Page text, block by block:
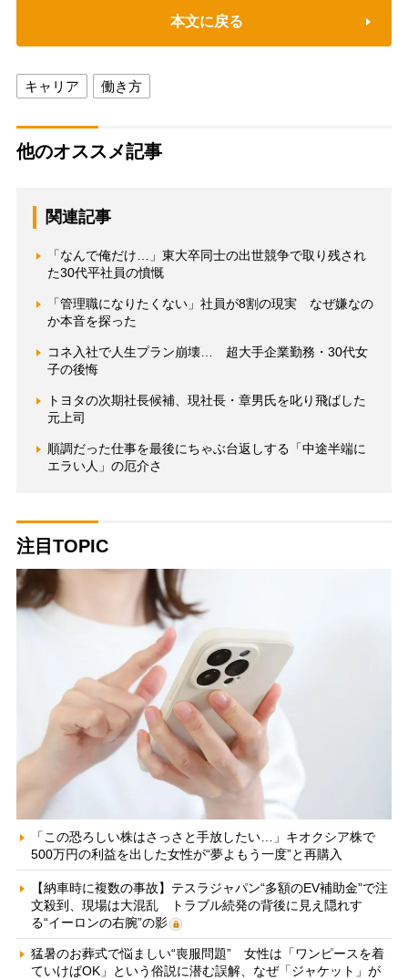
本文に戻る
キャリア 働き方
他のオススメ記事
関連記事
「なんで俺だけ…」東大卒同士の出世競争で取り残され
た30代平社員の憤慨
「管理職になりたくない」社員が8割の現実 なぜ嫌なの
か本音を探った
コネ入社で人生プラン崩壊… 超大手企業勤務・30代女
子の後悔
トヨタの次期社長候補、現社長・章男氏を叱り飛ばした
元上司
順調だった仕事を最後にちゃぶ台返しする「中途半端に
エラい人」の厄介さ
注目TOPIC
「この恐ろしい株はさっさと手放したい…」キオクシア株で
500万円の利益を出した女性が“夢よもう一度”と再購入
【納車時に複数の事故】テスラジャパン“多額のEV補助金”で注
文殺到、現場は大混乱 トラブル続発の背後に見え隠れす
る“イーロンの右腕”の影
猛暑のお葬式で悩ましい“喪服問題” 女性は「ワンピースを着
ていけばOK」という俗説に潜む誤解、なぜ「ジャケット」が